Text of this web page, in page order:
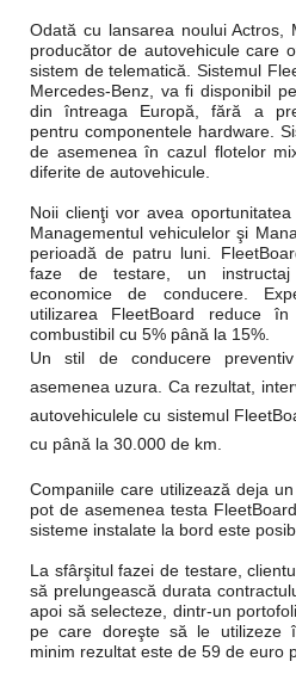
Odată cu lansarea noului Actros,
producător de autovehicule care
sistem de telematică. Sistemul
Mercedes-Benz, va fi disponibil
din întreaga Europă, fără a
pentru componentele hardware.
de asemenea în cazul flotelor
diferite de autovehicule.
Noii clienţi vor avea
Managementul vehiculelor şi
perioadă de patru luni.
faze de testare, un instructaj
economice de conducere.
utilizarea FleetBoard reduce
combustibil cu 5% până la 15%.
Un stil de conducere
asemenea uzura. Ca rezultat,
autovehiculele cu sistemul
cu până la 30.000 de km.
Companiile care utilizează deja
pot de asemenea testa
sisteme instalate la bord este
La sfârşitul fazei de testare,
să prelungească durata
apoi să selecteze, dintr-un
pe care doreşte să le utilizeze
minim rezultat este de 59 de euro